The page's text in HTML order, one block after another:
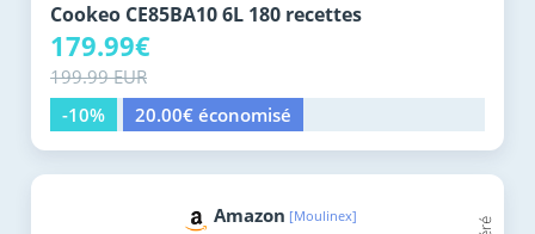
Cookeo CE85BA10 6L 180 recettes
179.99€
199.99 EUR
-10%
20.00€ économisé
Amazon [Moulinex]